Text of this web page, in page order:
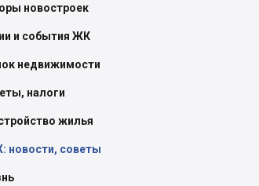
новостроек
и события ЖК
недвижимости
налоги
жилья
новости, советы